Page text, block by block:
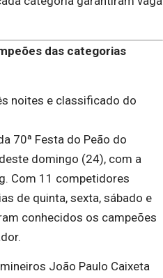
das categorias
noites e classificado do
70ª Festa do Peão do
domingo (24), com a
Com 11 competidores
de quinta, sexta, sábado e
conhecidos os campeões
João Paulo Caixeta